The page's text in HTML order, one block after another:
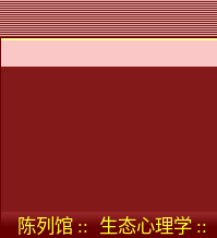
陈列馆 :: 生态心理学 ::